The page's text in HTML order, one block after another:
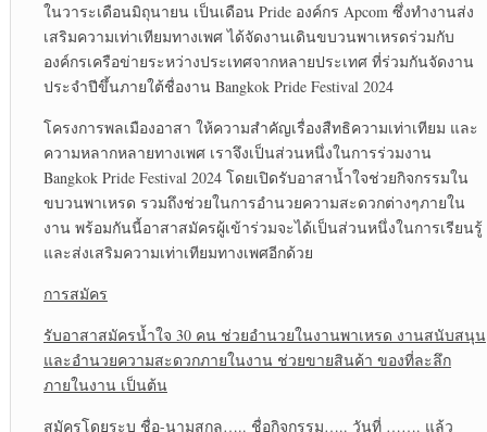
ในวาระเดือนมิถุนายน เป็นเดือน Pride องค์กร Apcom ซึ่งทำงานส่ง
เสริมความเท่าเทียมทางเพศ ได้จัดงานเดินขบวนพาเหรดร่วมกับ
องค์กรเครือข่ายระหว่างประเทศจากหลายประเทศ ที่ร่วมกันจัดงาน
ประจำปีขึ้นภายใต้ชื่องาน Bangkok Pride Festival 2024
โครงการพลเมืองอาสา ให้ความสำคัญเรื่องสืทธิความเท่าเทียม และ
ความหลากหลายทางเพศ เราจึงเป็นส่วนหนึ่งในการร่วมงาน
Bangkok Pride Festival 2024 โดยเปิดรับอาสาน้ำใจช่วยกิจกรรมใน
ขบวนพาเหรด รวมถึงช่วยในการอำนวยความสะดวกต่างๆภายใน
งาน พร้อมกันนี้อาสาสมัครผู้เข้าร่วมจะได้เป็นส่วนหนึ่งในการเรียนรู้
และส่งเสริมความเท่าเทียมทางเพศอีกด้วย
การสมัคร
รับอาสาสมัครน้ำใจ 30 คน ช่วยอำนวยในงานพาเหรด งานสนับสนุน
และอำนวยความสะดวกภายในงาน ช่วยขายสินค้า ของที่ละลึก
ภายในงาน เป็นต้น
สมัครโดยระบุ ชื่อ-นามสกุล….. ชื่อกิจกรรม….. วันที่ ……. แล้ว